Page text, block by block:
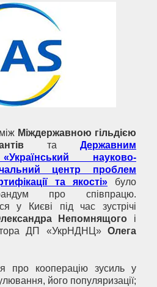
Міждержавною гільдією
та Державним
науково-
центр проблем
та якості» було
про співпрацю.
у Києві під час зустрічі
Непомнящого і
ДП «УкрНДНЦ» Олега
про кооперацію зусиль у
його популяризації;